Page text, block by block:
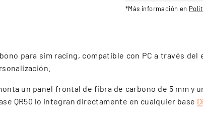
*Más información en
para sim racing, compatible con PC a través
un panel frontal de fibra de carbono de 5 mm y
QR50 lo integran directamente en cualquier base